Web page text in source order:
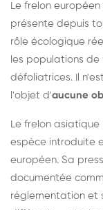
Le frelon
présente depuis
rôle écologique
les populations de
défoliatrices. Il
l'objet d'aucune
Le frelon asiatique
espèce introduite
européen. Sa
documentée
réglementation et